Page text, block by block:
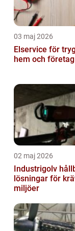
03 maj 2026
Elservice för
hem och företag
02 maj 2026
Industrigolv hållbara
lösningar för
miljöer